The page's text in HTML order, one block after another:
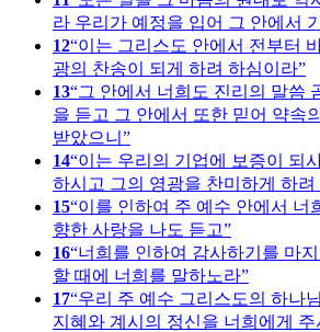
라 우리가 예정을 입어 그 안에서
12 이는 그리스도 안에서 전부터
광의 찬송이 되게 하려 하심이라
13 그 안에서 너희도 진리의 말씀
을 듣고 그 안에서 또한 믿어 약속
받았으니
14 이는 우리의 기업에 보증이 되
하시고 그의 영광을 찬미하게 하
15 이를 인하여 주 예수 안에서 너
향한 사랑을 나도 듣고
16 너희를 인하여 감사하기를 마
할 때에 너희를 말하노라
17 우리 주 예수 그리스도의 하나
지혜와 계시의 정신을 너희에게